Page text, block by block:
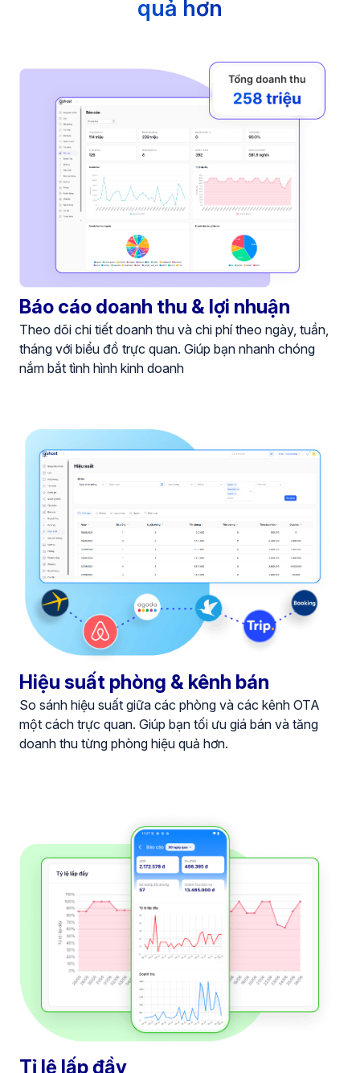
quả hơn
Báo cáo doanh thu & lợi nhuận
Theo dõi chi tiết doanh thu và chi phí theo ngày, tuần,
tháng với biểu đồ trực quan. Giúp bạn nhanh chóng
nắm bắt tình hình kinh doanh
Hiệu suất phòng & kênh bán
So sánh hiệu suất giữa các phòng và các kênh OTA
một cách trực quan. Giúp bạn tối ưu giá bán và tăng
doanh thu từng phòng hiệu quả hơn.
Tỉ lệ lấp đầy